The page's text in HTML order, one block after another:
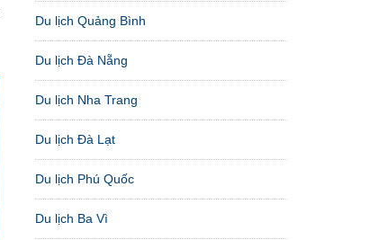
Du lịch Quảng Bình
Du lịch Đà Nẵng
Du lịch Nha Trang
Du lịch Đà Lạt
Du lịch Phú Quốc
Du lịch Ba Vì